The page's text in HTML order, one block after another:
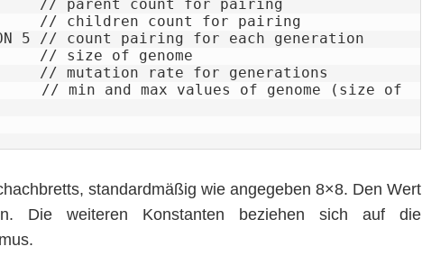
// parent count for pairing
// children count for pairing
5 // count pairing for each generation
// size of genome
10      // mutation rate for generations
min and max values of genome (size of
standardmäßig wie angegeben 8×8. Den Wert
Die weiteren Konstanten beziehen sich auf die